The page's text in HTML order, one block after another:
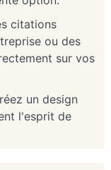
citations
ou des
sur vos
un design
l'esprit de